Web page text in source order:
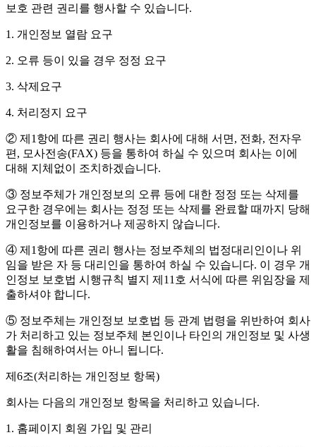
보호 관련 권리를 행사할 수 있습니다.
1. 개인정보 열람 요구
2. 오류 등이 있을 경우 정정 요구
3. 삭제요구
4. 처리정지 요구
② 제1항에 따른 권리 행사는 회사에 대해 서면, 전화, 전자우
편, 모사전송(FAX) 등을 통하여 하실 수 있으며 회사는 이에
대해 지체없이 조치하겠습니다.
③ 정보주체가 개인정보의 오류 등에 대한 정정 또는 삭제를
요구한 경우에는 회사는 정정 또는 삭제를 완료할 때까지 당해
개인정보를 이용하거나 제공하지 않습니다.
④ 제1항에 따른 권리 행사는 정보주체의 법정대리인이나 위
임을 받은 자 등 대리인을 통하여 하실 수 있습니다. 이 경우 개
인정보 보호법 시행규칙 별지 제11호 서식에 따른 위임장을 제
출하셔야 합니다.
⑤ 정보주체는 개인정보 보호법 등 관계 법령을 위반하여 회사
가 처리하고 있는 정보주체 본인이나 타인의 개인정보 및 사생
활을 침해하여서는 아니 됩니다.
제6조(처리하는 개인정보 항목)
회사는 다음의 개인정보 항목을 처리하고 있습니다.
1. 홈페이지 회원 가입 및 관리